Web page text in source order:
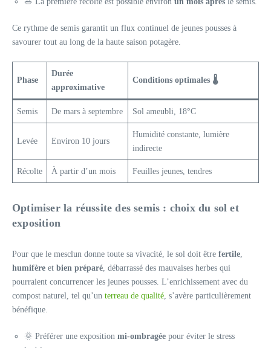
Ce rythme de semis garantit un flux continuel de jeunes pousses à
savourer tout au long de la haute saison potagère.
Phase
Durée
approximative
Conditions optimales 🌡️
Semis De mars à septembre Sol ameubli, 18°C
Levée Environ 10 jours
Humidité constante, lumière
indirecte
Récolte À partir d’un mois Feuilles jeunes, tendres
Optimiser la réussite des semis : choix du sol et
exposition
Pour que le mesclun donne toute sa vivacité, le sol doit être fertile,
humifère et bien préparé, débarrassé des mauvaises herbes qui
pourraient concurrencer les jeunes pousses. L’enrichissement avec du
compost naturel, tel qu’un terreau de qualité, s’avère particulièrement
bénéfique.
🌞 Préférer une exposition mi-ombragée pour éviter le stress